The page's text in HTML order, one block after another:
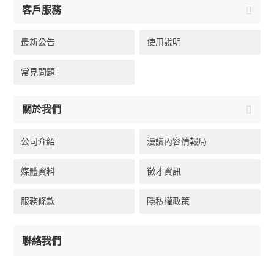
客戶服務
最新公告 使用說明
常見問題
關於我們
公司介紹 漫讀內容情報局
媒體資料 徵才資訊
服務條款 隱私權政策
聯絡我們